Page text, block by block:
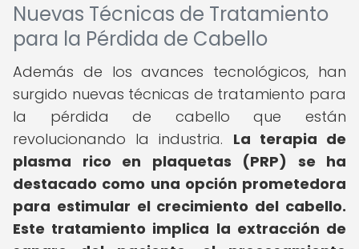
Nuevas Técnicas de Tratamiento
para la Pérdida de Cabello
Además de los avances tecnológicos, han
surgido nuevas técnicas de tratamiento para
la pérdida de cabello que están
revolucionando la industria. La terapia de
plasma rico en plaquetas (PRP) se ha
destacado como una opción prometedora
para estimular el crecimiento del cabello.
Este tratamiento implica la extracción de